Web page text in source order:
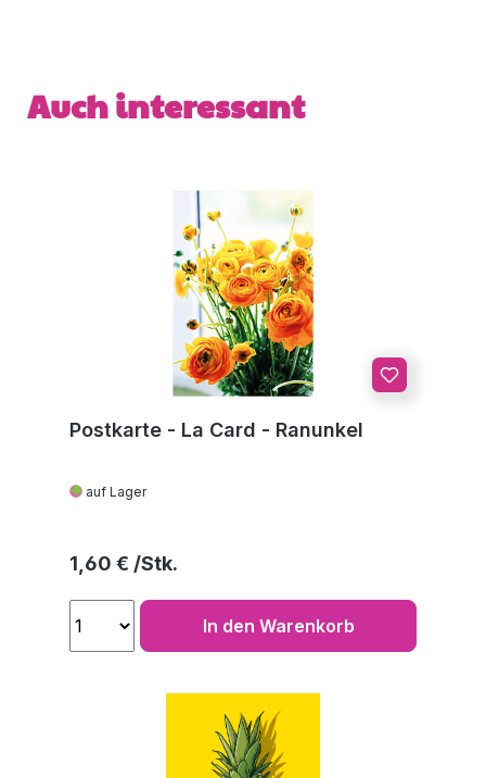
Produktgalerie überspringen
Auch interessant
Postkarte - La Card - Ranunkel
auf Lager
Regulärer Preis:
1,60 €
In den Warenkorb